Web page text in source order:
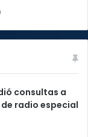
consultas a
radio especial